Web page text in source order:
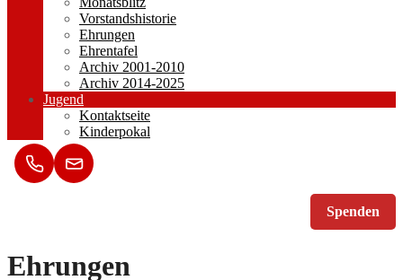
Vorstandshistorie
Ehrungen
Ehrentafel
Archiv 2001-2010
Archiv 2014-2025
Jugend
Kontaktseite
Kinderpokal
Spenden
Ehrungen